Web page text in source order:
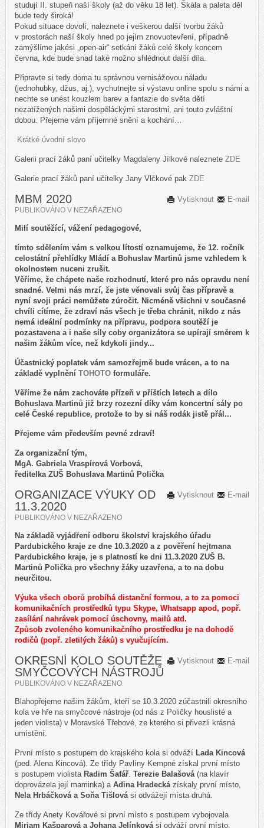
studují II. stupeň naší školy (až do věku 18 let). Škála a paleta děl
bude tedy široká!
Pokud situace dovolí, naleznete i veškerou další tvorbu žáků
v prostorách naší školy hned po jejím znovuotevření, případně
zamýšlíme jakési „open-air“ setkání žáků celé školy koncem
června, kde bude snad také možno shlédnout další díla.
Připravte si tedy doma tu správnou vernisážovou náladu
(jednohubky, džus, aj.), vychutnejte si výstavu online spolu s námi a
nechte se unést kouzlem barev a fantazie do světa dětí
nezatížených našimi dospěláckými starostmi, ani touto zvláštní
dobou. Přejeme vám příjemné snění a kochání…
Krátké úvodní slovo
Galerii prací žáků paní učitelky Magdaleny Jílkové naleznete ZDE
Galerie prací žáků paní učitelky Jany Vlčkové pak ZDE
E-mail
Vytisknout
MBM 2020
PUBLIKOVÁNO V NEZAŘAZENO
Milí soutěžící, vážení pedagogové,
tímto sdělením vám s velkou lítostí oznamujeme, že 12. ročník
celostátní přehlídky Mládí a Bohuslav Martinů jsme vzhledem k
okolnostem nuceni zrušit.
Věříme, že chápete naše rozhodnutí, které pro nás opravdu není
snadné. Velmi nás mrzí, že jste věnovali svůj čas přípravě a
nyní svoji práci nemůžete zúročit. Nicméně všichni v současné
chvíli cítíme, že zdraví nás všech je třeba chránit, nikdo z nás
nemá ideální podmínky na přípravu, podpora soutěží je
pozastavena a i naše síly coby organizátora se upírají směrem k
našim žákům více, než kdykoli jindy...
Účastnický poplatek vám samozřejmě bude vrácen, a to na
základě vyplnění TOHOTO formuláře.
Věříme že nám zachováte přízeň v příštích letech a dílo
Bohuslava Martinů již brzy rozezní díky vám koncertní sály po
celé České republice, protože to by si náš rodák jistě přál...
Přejeme vám především pevné zdraví!
Za organizační tým,
MgA. Gabriela Vraspírová Vorbová,
ředitelka ZUŠ Bohuslava Martinů Polička
E-mail
Vytisknout
ORGANIZACE VÝUKY OD
11.3.2020
PUBLIKOVÁNO V NEZAŘAZENO
Na základě vyjádření odboru školství krajského úřadu
Pardubického kraje ze dne 10.3.2020 a z pověření hejtmana
Pardubického kraje, je s platností ke dni 11.3.2020 ZUŠ B.
Martinů Polička pro všechny žáky uzavřena, a to na dobu
neurčitou.
Výuka všech oborů probíhá distanční formou, a to za pomoci
komunikačních prostředků typu Skype, Whatsapp apod, popř.
zasílání nahrávek pomocí úschovny, mailů atd.
Způsob zvoleného komunikačního prostředku je na dohodě
rodičů (popř. zletilých žáků) s vyučujícím.
E-mail
Vytisknout
OKRESNÍ KOLO SOUTĚŽE
SMYČCOVÝCH NÁSTROJŮ
PUBLIKOVÁNO V NEZAŘAZENO
Blahopřejeme našim žákům, kteří se 10.3.2020 zúčastnili okresního
kola ve hře na smyčcové nástroje (od nás z Poličky houslisté a
jeden violista) v Moravské Třebové, ze kterého si přivezli krásná
umístění.
První místo s postupem do krajského kola si odváží Lada Kincová
(ped. Alena Kincová). Ze třídy Pavlíny Kempné získal první místo
s postupem violista Radim Šafář. Terezie Balašová(na klavír
doprovázela její maminka) a Adina Hradeckázískaly první místo,
Nela Hrbáčková a Soňa Tišlovási odvážejí místa druhá.
Ze třídy Anety Kovářové si první místo s postupem vybojovala
Miriam Kašparová a Johana Jelínkovási odváží první místo.